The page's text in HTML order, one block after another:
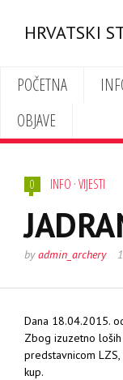
HRVATSKI
POČETNA
OBJAVE
0 INFO ·VIJESTI
byadmin_archery
Dana 18.04.2015.
Zbog izuzetno
predstavnicom
kup.